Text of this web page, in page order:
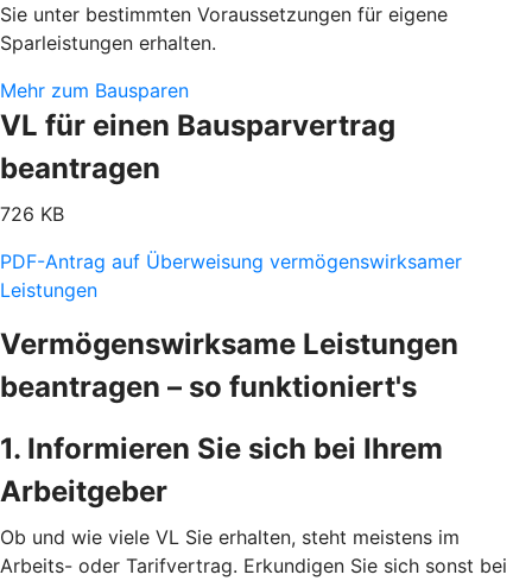
Sie unter bestimmten Voraussetzungen für eigene
Sparleistungen erhalten.
Mehr zum Bausparen
VL für einen Bausparvertrag
beantragen
726 KB
PDF-Antrag auf Überweisung vermögenswirksamer
Leistungen
Vermögenswirksame Leistungen
beantragen – so funktioniert's
1. Informieren Sie sich bei Ihrem
Arbeitgeber
Ob und wie viele VL Sie erhalten, steht meistens im
Arbeits- oder Tarifvertrag. Erkundigen Sie sich sonst bei